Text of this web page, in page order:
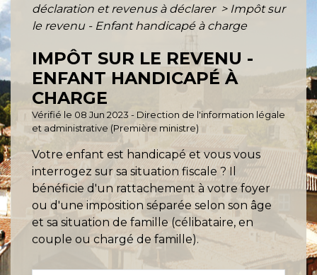
déclaration et revenus à déclarer > Impôt sur
le revenu - Enfant handicapé à charge
IMPÔT SUR LE REVENU -
ENFANT HANDICAPÉ À
CHARGE
Vérifié le 08 Jun 2023 - Direction de l'information légale
et administrative (Première ministre)
Votre enfant est handicapé et vous vous
interrogez sur sa situation fiscale ? Il
bénéficie d'un rattachement à votre foyer
ou d'une imposition séparée selon son âge
et sa situation de famille (célibataire, en
couple ou chargé de famille).